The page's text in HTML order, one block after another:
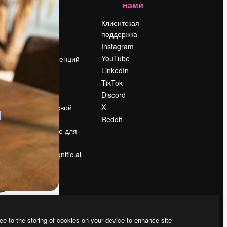
Цены
О нас
Reviews
Вакансии
Поиск тенденций
События
Slidesgo
Продайте свой
контент
Помещение для
прессы
Ищете magnific.ai
нами
Клиентская
поддержка
Instagram
YouTube
LinkedIn
TikTok
Discord
X
Reddit
to the storing of cookies on your device to enhance site